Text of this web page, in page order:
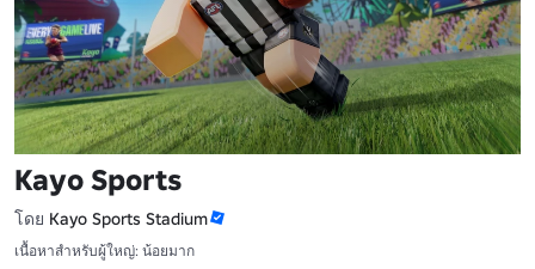
Kayo Sports
โดย Kayo Sports Stadium
เนื้อหาสำหรับผู้ใหญ่: น้อยมาก